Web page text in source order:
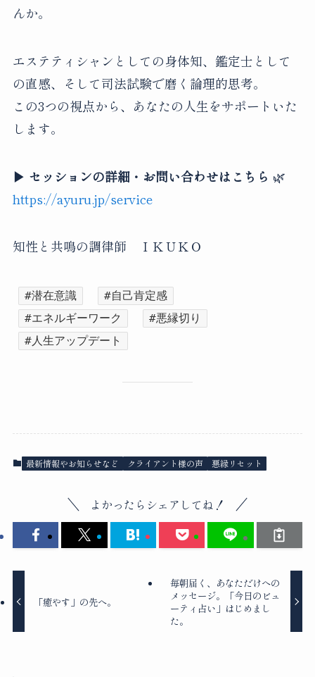
んか。
エステティシャンとしての身体知、鑑定士として
の直感、そして司法試験で磨く論理的思考。
この3つの視点から、あなたの人生をサポートいた
します。
▶︎ セッションの詳細・お問い合わせはこちら 🌿
https://ayuru.jp/service
知性と共鳴の調律師 ＩＫＵＫＯ
#潜在意識
#自己肯定感
#エネルギーワーク
#悪縁切り
#人生アップデート
最新情報やお知らせなど クライアント様の声 悪縁リセット
よかったらシェアしてね！
「癒やす」の先へ。
毎朝届く、あなただけへの
メッセージ。「今日のビュ
ーティ占い」はじめまし
た。